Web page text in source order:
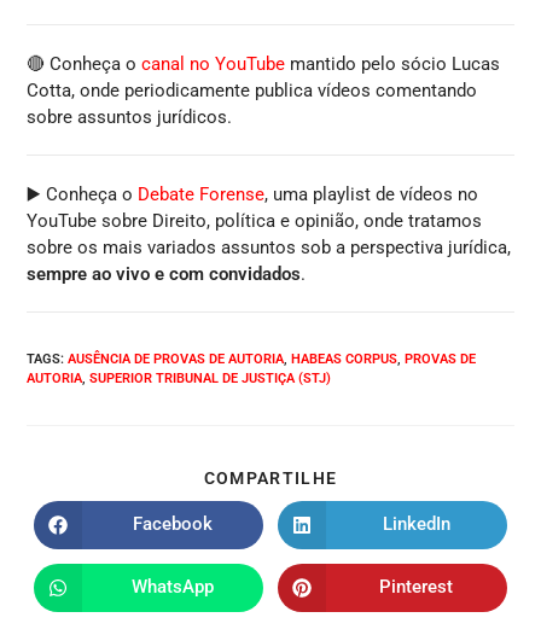
🔴 Conheça ocanal no YouTube mantido pelo sócio Lucas
Cotta, onde periodicamente publica vídeos comentando
sobre assuntos jurídicos.
▶️ Conheça o Debate Forense, uma playlist de vídeos no
YouTube sobre Direito, política e opinião, onde tratamos
sobre os mais variados assuntos sob a perspectiva jurídica,
sempre ao vivo e com convidados.
TAGS:AUSÊNCIA DE PROVAS DE AUTORIA, HABEAS CORPUS, PROVAS DE
AUTORIA, SUPERIOR TRIBUNAL DE JUSTIÇA (STJ)
COMPARTILHE
Facebook LinkedIn
WhatsApp Pinterest